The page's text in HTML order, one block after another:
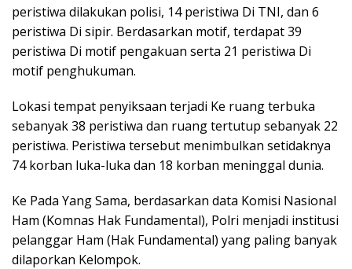
peristiwa dilakukan polisi, 14 peristiwa Di TNI, dan 6
peristiwa Di sipir. Berdasarkan motif, terdapat 39
peristiwa Di motif pengakuan serta 21 peristiwa Di
motif penghukuman.
Lokasi tempat penyiksaan terjadi Ke ruang terbuka
sebanyak 38 peristiwa dan ruang tertutup sebanyak 22
peristiwa. Peristiwa tersebut menimbulkan setidaknya
74 korban luka-luka dan 18 korban meninggal dunia.
Ke Pada Yang Sama, berdasarkan data Komisi Nasional
Ham (Komnas Hak Fundamental), Polri menjadi institusi
pelanggar Ham (Hak Fundamental) yang paling banyak
dilaporkan Kelompok.